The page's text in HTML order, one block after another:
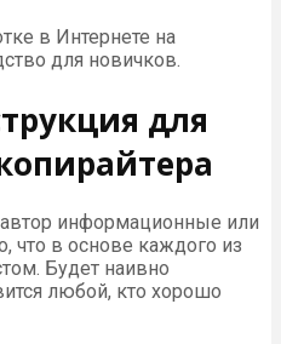
в Интернете на
для новичков.
для
информационные или
что в основе каждого из
Будет наивно
любой, кто хорошо